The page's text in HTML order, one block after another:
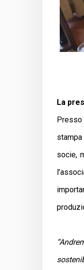
La
Presso
socie,